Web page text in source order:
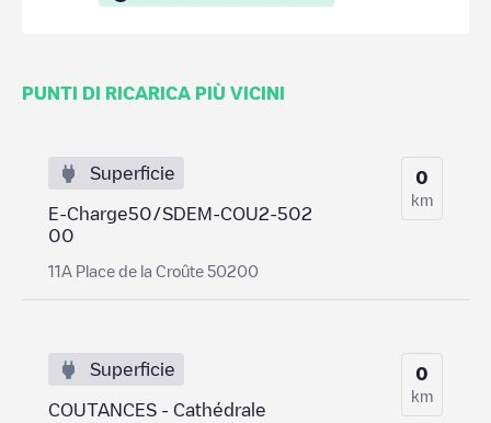
PUNTI DI RICARICA PIÙ VICINI
Superficie
E-Charge50/SDEM-COU2-502
00
11A Place de la Croûte 50200
0
km
Superficie
COUTANCES - Cathédrale
0
km